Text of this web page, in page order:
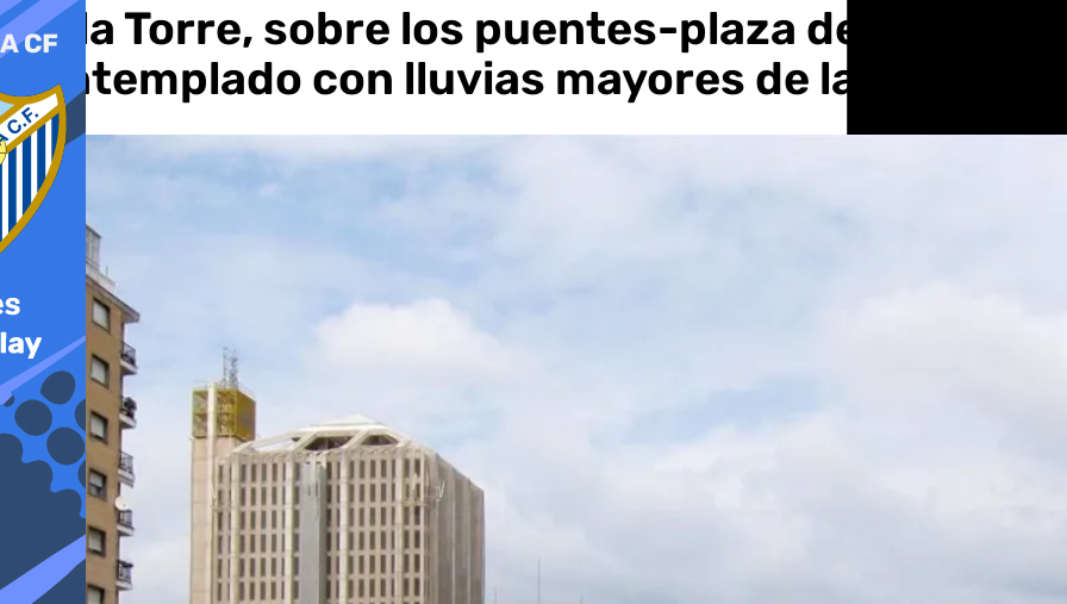
De la Torre, sobre los puentes-plaza del
contemplado con lluvias mayores de las de